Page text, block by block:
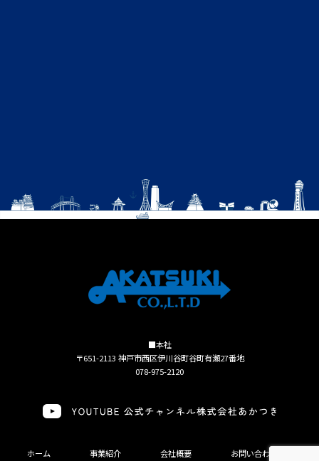
■本社
〒651-2113 神戸市西区伊川谷町谷町有瀬27番地
078-975-2120
ホーム 事業紹介 会社概要 お問い合わせ